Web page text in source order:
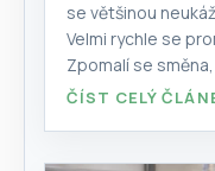
se většinou
Velmi rychle se
Zpomalí se
tlak na vedoucí,...
ČÍST CELÝ